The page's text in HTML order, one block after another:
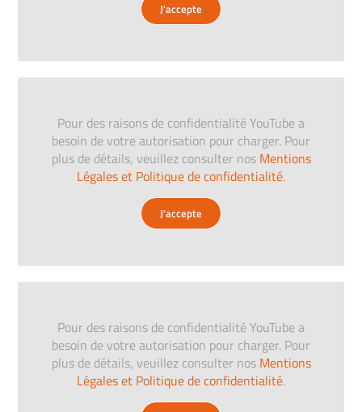
J'accepte
Pour des raisons de confidentialité YouTube a
besoin de votre autorisation pour charger. Pour
plus de détails, veuillez consulter nos Mentions
Légales et Politique de confidentialité.
J'accepte
Pour des raisons de confidentialité YouTube a
besoin de votre autorisation pour charger. Pour
plus de détails, veuillez consulter nos Mentions
Légales et Politique de confidentialité.